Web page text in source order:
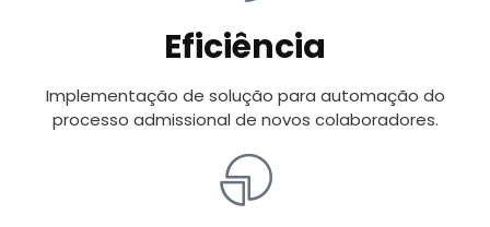
Eficiência
Implementação de solução para automação do
processo admissional de novos colaboradores.